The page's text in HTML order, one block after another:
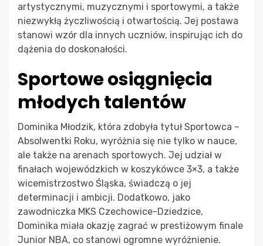
artystycznymi, muzycznymi i sportowymi, a także
niezwykłą życzliwością i otwartością. Jej postawa
stanowi wzór dla innych uczniów, inspirując ich do
dążenia do doskonałości.
Sportowe osiągnięcia
młodych talentów
Dominika Młodzik, która zdobyła tytuł Sportowca –
Absolwentki Roku, wyróżnia się nie tylko w nauce,
ale także na arenach sportowych. Jej udział w
finałach wojewódzkich w koszykówce 3×3, a także
wicemistrzostwo Śląska, świadczą o jej
determinacji i ambicji. Dodatkowo, jako
zawodniczka MKS Czechowice-Dziedzice,
Dominika miała okazję zagrać w prestiżowym finale
Junior NBA, co stanowi ogromne wyróżnienie.